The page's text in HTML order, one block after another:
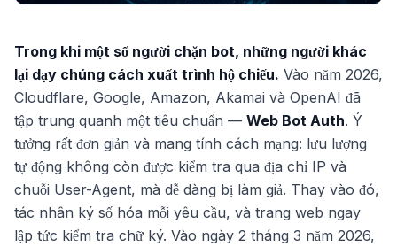
Trong khi một số người chặn bot, những người khác
lại dạy chúng cách xuất trình hộ chiếu. Vào năm 2026,
Cloudflare, Google, Amazon, Akamai và OpenAI đã
tập trung quanh một tiêu chuẩn — Web Bot Auth. Ý
tưởng rất đơn giản và mang tính cách mạng: lưu lượng
tự động không còn được kiểm tra qua địa chỉ IP và
chuỗi User-Agent, mà dễ dàng bị làm giả. Thay vào đó,
tác nhân ký số hóa mỗi yêu cầu, và trang web ngay
lập tức kiểm tra chữ ký. Vào ngày 2 tháng 3 năm 2026,